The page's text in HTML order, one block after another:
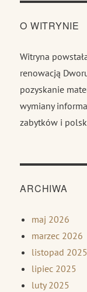
O WITRYNIE
Witryna
renowacją
pozyskanie
wymiany
zabytków i
ARCHIWA
maj 2026
marzec 2026
listopad 2025
lipiec 2025
luty 2025